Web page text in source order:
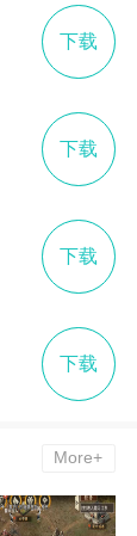
下载
下载
下载
下载
More+